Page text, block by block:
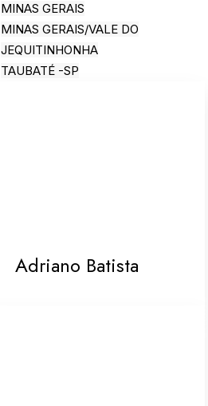
MINAS GERAIS
MINAS GERAIS/VALE DO
JEQUITINHONHA
TAUBATÉ -SP
Adriano Batista